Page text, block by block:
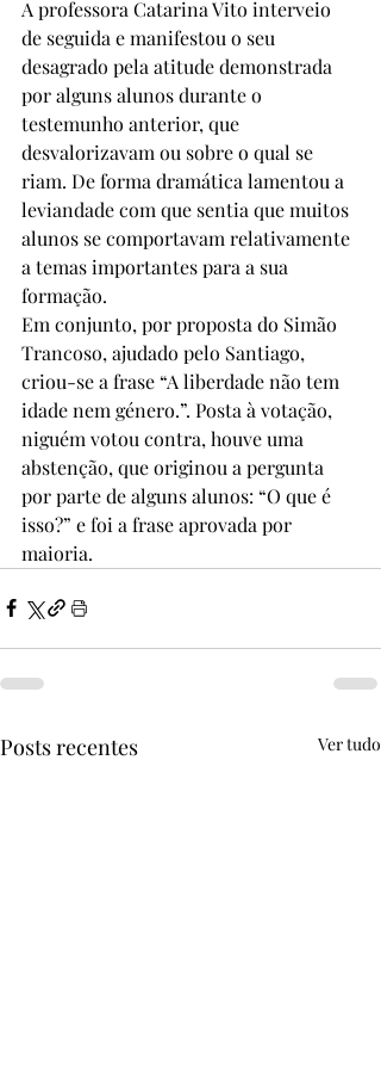
A professora Catarina Vito interveio
de seguida e manifestou o seu
desagrado pela atitude demonstrada
por alguns alunos durante o
testemunho anterior, que
desvalorizavam ou sobre o qual se
riam. De forma dramática lamentou a
leviandade com que sentia que muitos
alunos se comportavam relativamente
a temas importantes para a sua
formação.
Em conjunto, por proposta do Simão
Trancoso, ajudado pelo Santiago,
criou-se a frase “A liberdade não tem
idade nem género.”. Posta à votação,
niguém votou contra, houve uma
abstenção, que originou a pergunta
por parte de alguns alunos: “O que é
isso?” e foi a frase aprovada por
maioria.
Posts recentes Ver tudo